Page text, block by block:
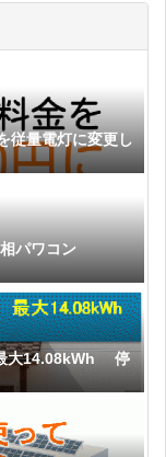
従量電灯に変更し
相パワコン
大14.08kWh 停